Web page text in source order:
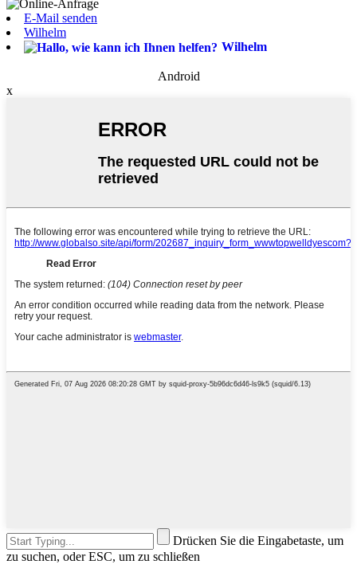
E-Mail senden
Wilhelm
Wilhelm
Android
x
Drücken Sie die Eingabetaste, um
zu suchen, oder ESC, um zu schließen